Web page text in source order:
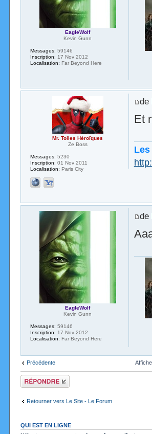
EagleWolf
Kevin Gunn
Messages: 59146
Inscription: 17 Nov 2012
Localisation: Far Beyond Here
de
Et
Mr. Toiles Héroïques
Ze Boss
Messages: 5230
Inscription: 01 Nov 2011
Localisation: Paris City
de
EagleWolf
Kevin Gunn
Messages: 59146
Inscription: 17 Nov 2012
Localisation: Far Beyond Here
Précédente
Répondre
Retourner vers Le Site - Le Forum
QUI EST EN LIGNE